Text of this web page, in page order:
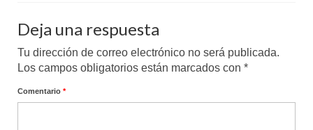
Deja una respuesta
Tu dirección de correo electrónico no será publicada.
Los campos obligatorios están marcados con *
Comentario *